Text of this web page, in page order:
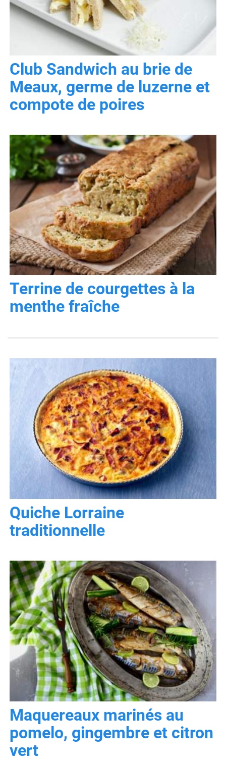
Club Sandwich au brie de
Meaux, germe de luzerne et
compote de poires
Terrine de courgettes à la
menthe fraîche
Quiche Lorraine
traditionnelle
Maquereaux marinés au
pomelo, gingembre et citron
vert